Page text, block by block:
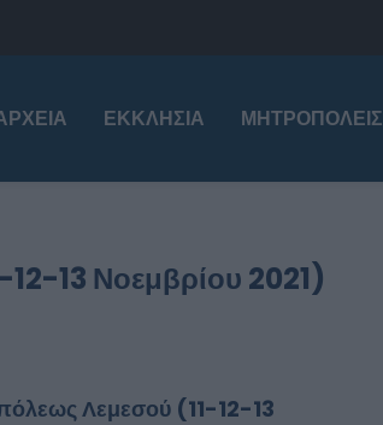
ΕΚΚΛΗΣΊΑ ΜΗΤΡΟΠΌΛΕΙΣ
13 Νοεμβρίου 2021)
Λεμεσού (11-12-13